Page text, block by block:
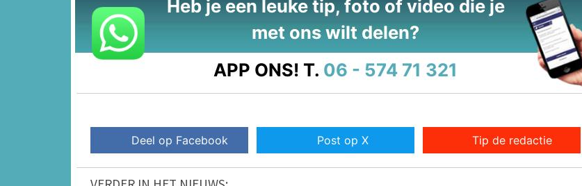
Heb je een leuke tip, foto of video die je
met ons wilt delen?
APP ONS! T. 06 - 574 71 321
Deel op Facebook Post op X Tip de redactie